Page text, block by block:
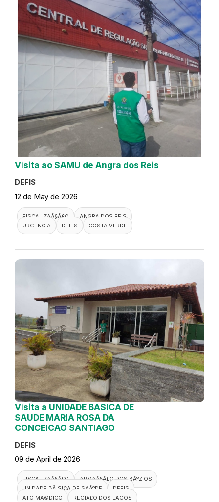
Visita ao SAMU de Angra dos Reis
DEFIS
12 de May de 2026
FISCALIZAÃ§Ã£O
ANGRA DOS REIS
URGENCIA
DEFIS COSTA VERDE
Visita a UNIDADE BASICA DE
SAUDE MARIA ROSA DA
CONCEICAO SANTIAGO
DEFIS
09 de April de 2026
FISCALIZAÃ§Ã£O
ARMAÃ§Ã£O DOS BÃºZIOS
UNIDADE BÃ¡SICA DE SAÃºDE
DEFIS
ATO MÃ©DICO
REGIÃ£O DOS LAGOS